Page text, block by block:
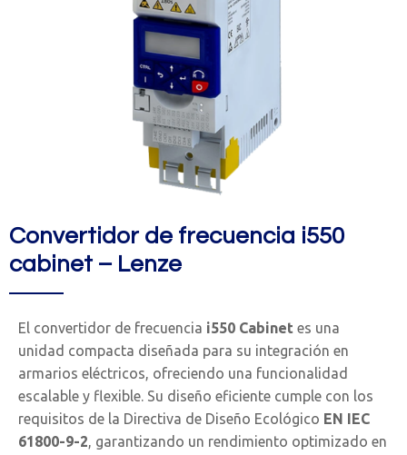
Convertidor de frecuencia i550
cabinet – Lenze
El convertidor de frecuencia i550 Cabinet es una
unidad compacta diseñada para su integración en
armarios eléctricos, ofreciendo una funcionalidad
escalable y flexible. Su diseño eficiente cumple con los
requisitos de la Directiva de Diseño Ecológico EN IEC
61800-9-2, garantizando un rendimiento optimizado en